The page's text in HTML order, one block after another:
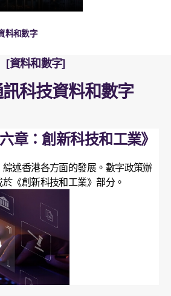
料和數字
資料和數字
科技資料和數字
章：創新科技和工業》
綜述香港各方面的發展。數字政策辦
《創新科技和工業》部分。